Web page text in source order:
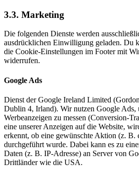
3.3. Marketing
Die folgenden Dienste werden
ausdrücklichen Einwilligung geladen. Du
die Cookie-Einstellungen im Footer mit
widerrufen.
Google Ads
Dienst der Google Ireland Limited
Dublin 4, Irland). Wir nutzen Google Ads,
Werbeanzeigen zu messen (Conversion-
eine unserer Anzeigen auf die Website,
erkennt, ob eine gewünschte Aktion (z. B.
durchgeführt wurde. Dabei kann es zu
Daten (z. B. IP-Adresse) an Server von
Drittländer wie die USA.